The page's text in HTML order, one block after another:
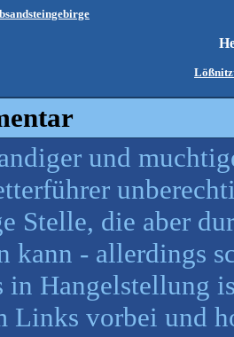
und
Stelle, die aber
kann - allerdings
in Hangelstellung
Links vorbei und